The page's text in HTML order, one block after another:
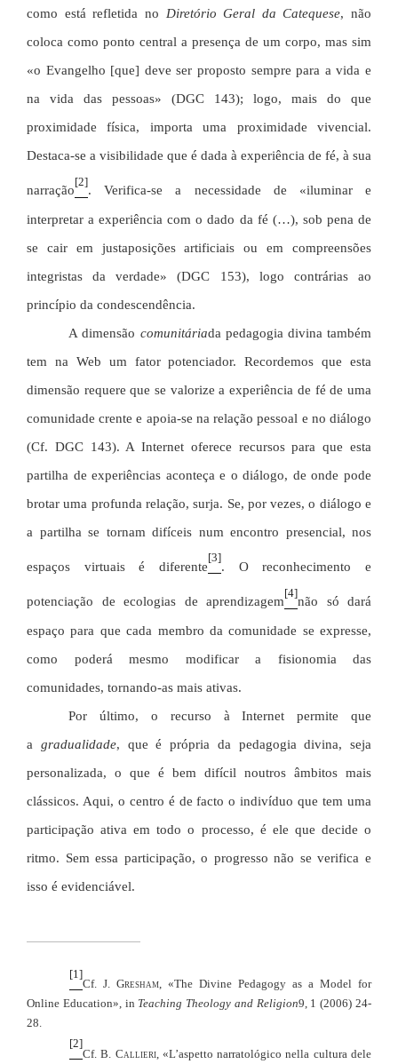
como está refletida no Diretório Geral da Catequese, não
coloca como ponto central a presença de um corpo, mas sim
«o Evangelho [que] deve ser proposto sempre para a vida e
na vida das pessoas» (DGC 143); logo, mais do que
proximidade física, importa uma proximidade vivencial.
Destaca-se a visibilidade que é dada à experiência de fé, à sua
narração
[2]
. Verifica-se a necessidade de «iluminar e
interpretar a experiência com o dado da fé (…), sob pena de
se cair em justaposições artificiais ou em compreensões
integristas da verdade» (DGC 153), logo contrárias ao
princípio da condescendência.
A dimensão comunitáriada pedagogia divina também
tem na Web um fator potenciador. Recordemos que esta
dimensão requere que se valorize a experiência de fé de uma
comunidade crente e apoia-se na relação pessoal e no diálogo
(Cf. DGC 143). A Internet oferece recursos para que esta
partilha de experiências aconteça e o diálogo, de onde pode
brotar uma profunda relação, surja. Se, por vezes, o diálogo e
a partilha se tornam difíceis num encontro presencial, nos
espaços virtuais é diferente
[3]
. O reconhecimento e
potenciação de ecologias de aprendizagem
[4]
não só dará
espaço para que cada membro da comunidade se expresse,
como poderá mesmo modificar a fisionomia das
comunidades, tornando-as mais ativas.
Por último, o recurso à Internet permite que
a gradualidade, que é própria da pedagogia divina, seja
personalizada, o que é bem difícil noutros âmbitos mais
clássicos. Aqui, o centro é de facto o indivíduo que tem uma
participação ativa em todo o processo, é ele que decide o
ritmo. Sem essa participação, o progresso não se verifica e
isso é evidenciável.
[1]
Cf. J. Gresham , «The Divine Pedagogy as a Model for
Online Education», in Teaching Theology and Religion9, 1 (2006) 24-
28.
[2]
Cf. B. Callieri, «L’aspetto narratológico nella cultura dele